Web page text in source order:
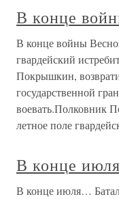
В конце
В конце войны
гвардейский
Покрышкин,
государственной
воевать.Полковник
летное поле
В конце
В конце июля…